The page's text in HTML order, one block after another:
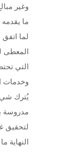
وغير
ما
لما
المعطى
التي
وخدمات
يُترك
مدروسة
لتحقيق
النهاية